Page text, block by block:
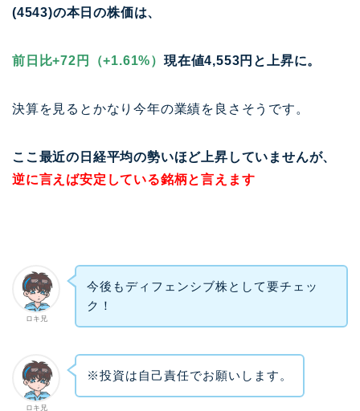
(4543)の本日の株価は、
前日比+72円（+1.61%） 現在値4,553円と上昇に。
決算を見るとかなり今年の業績を良さそうです。
ここ最近の日経平均の勢いほど上昇していませんが、
逆に言えば安定している銘柄と言えます
ロキ兄
今後もディフェンシブ株として要チェッ
ク！
ロキ兄
※投資は自己責任でお願いします。